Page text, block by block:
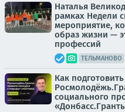
Наталья
рамках Недели
мероприятие,
образ жизни —
профессий
ТЕЛЬМАНОВО
Как
социального